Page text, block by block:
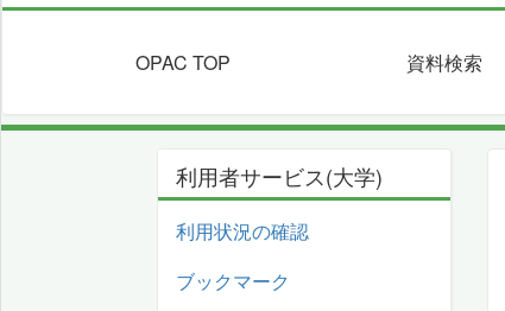
OPAC TOP 資料検索
利用者サービス(大学)
利用状況の確認
ブックマーク